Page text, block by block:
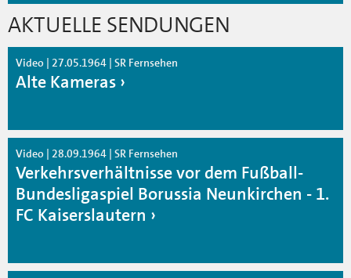
AKTUELLE SENDUNGEN
Video | 27.05.1964 | SR Fernsehen
Alte Kameras
Video | 28.09.1964 | SR Fernsehen
Verkehrsverhältnisse vor dem Fußball-
Bundesligaspiel Borussia Neunkirchen - 1.
FC Kaiserslautern